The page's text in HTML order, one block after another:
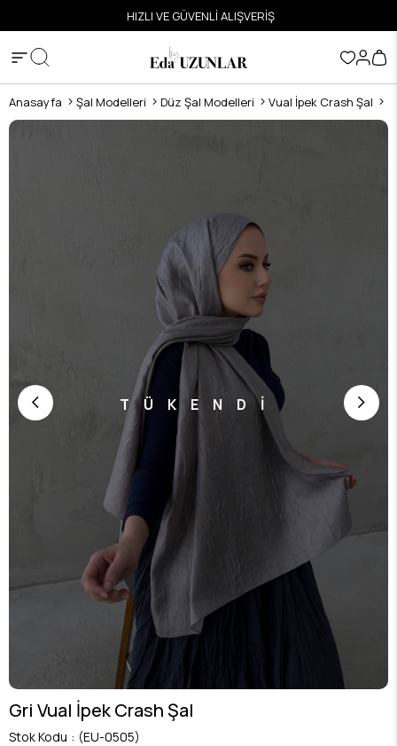
HIZLI VE GÜVENLİ ALIŞVERİŞ
Anasayfa Şal Modelleri Düz Şal Modelleri Vual İpek Crash Şal
TÜKENDİ
Gri Vual İpek Crash Şal
Stok Kodu (EU-0505)